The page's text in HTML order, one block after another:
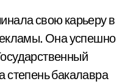
свою карьеру в
Она успешно
степень бакалавра